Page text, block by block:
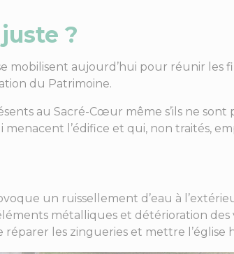
?
mobilisent aujourd’hui pour réunir les
du Patrimoine.
au Sacré-Cœur même s’ils ne sont
l’édifice et qui, non traités,
un ruissellement d’eau à
métalliques et détérioration
les zingueries et mettre l’église